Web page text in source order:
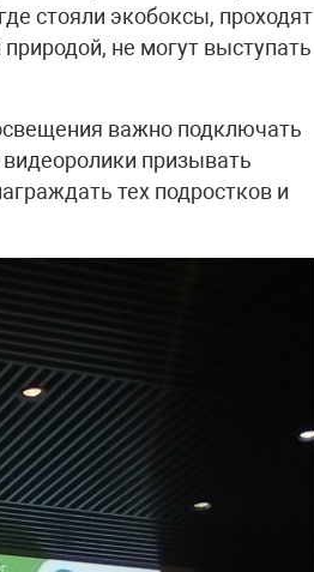
стояли экобоксы, проходят
не могут выступать
важно подключать
призывать
тех подростков и